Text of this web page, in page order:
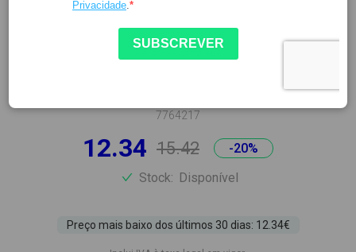
BIOACTIVO VITAMINA D
7764217
12.34 15.42
-20%
Stock: Disponível
Preço mais baixo dos últimos 30 dias: 12.34€